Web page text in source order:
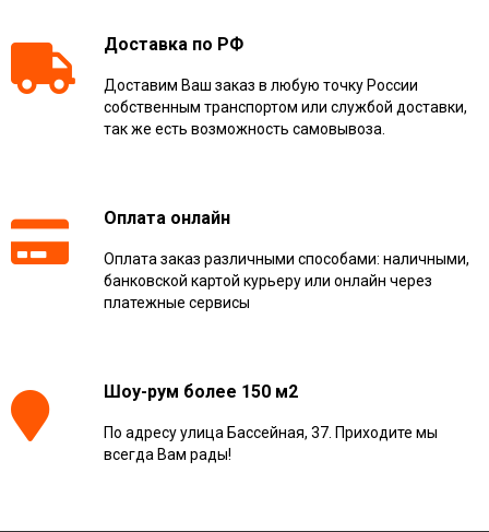
Доставка по РФ
Доставим Ваш заказ в любую точку России
собственным транспортом или службой доставки,
так же есть возможность самовывоза.
Оплата онлайн
Оплата заказ различными способами: наличными,
банковской картой курьеру или онлайн через
платежные сервисы
Шоу-рум более 150 м2
По адресу улица Бассейная, 37. Приходите мы
всегда Вам рады!